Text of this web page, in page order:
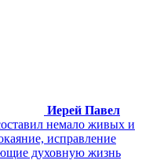
Иерей Павел
немало живых и
исправление
духовную жизнь